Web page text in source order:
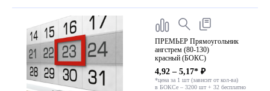
ПРЕМЬЕР Прямоугольник
ангстрем (80-130)
красный (БОКС)
4,92 – 5,17* ₽
*цена за 1 шт (зависит от кол-ва)
в БОКСе – 3200 шт + 32 бесплатно